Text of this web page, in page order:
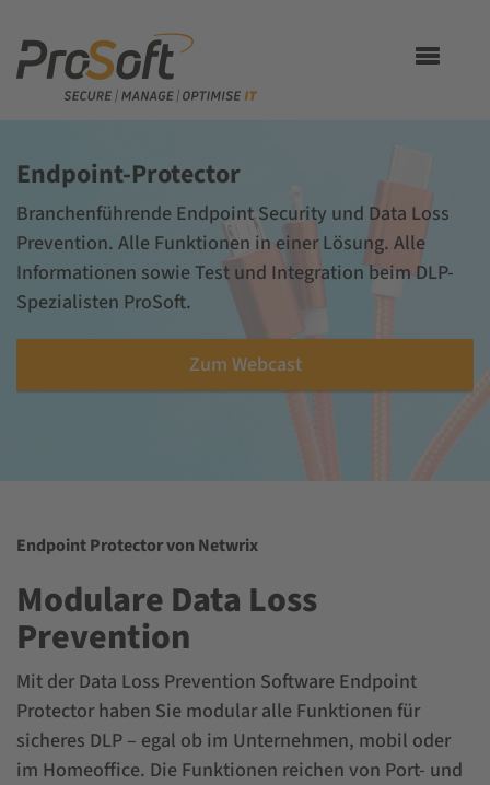
Toggle
Endpoint-Protector
Branchenführende Endpoint Security und Data Loss
Prevention. Alle Funktionen in einer Lösung. Alle
Informationen sowie Test und Integration beim DLP-
Spezialisten ProSoft.
Zum Webcast
Endpoint Protector von Netwrix
Modulare Data Loss
Prevention
Mit der Data Loss Prevention Software Endpoint
Protector haben Sie modular alle Funktionen für
sicheres DLP – egal ob im Unternehmen, mobil oder
im Homeoffice. Die Funktionen reichen von Port- und